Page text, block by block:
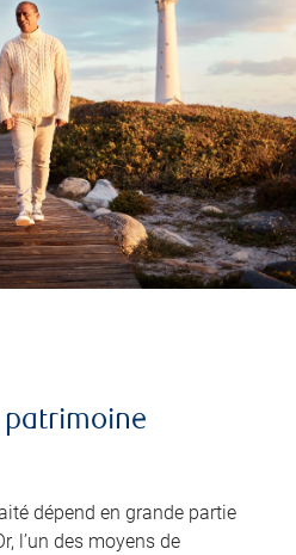
patrimoine
dépend en grande partie
l’un des moyens de